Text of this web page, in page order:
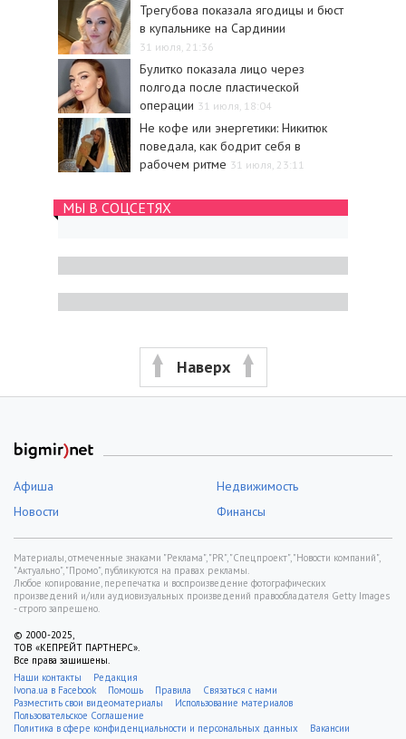
Трегубова показала ягодицы и бюст
в купальнике на Сардинии
31 июля, 21:36
Булитко показала лицо через
полгода после пластической
операции 31 июля, 18:04
Не кофе или энергетики: Никитюк
поведала, как бодрит себя в
рабочем ритме 31 июля, 23:11
МЫ В СОЦСЕТЯХ
Наверх
Афиша
Недвижимость
Новости
Финансы
Материалы, отмеченные знаками "Реклама", "PR", "Спецпроект", "Новости компаний",
"Актуально", "Промо", публикуются на правах рекламы.
Любое копирование, перепечатка и воспроизведение фотографических
произведений и/или аудиовизуальных произведений правообладателя Getty Images
- строго запрещено.
© 2000-2025,
ТОВ «КЕПРЕЙТ ПАРТНЕРС».
Все права защищены.
Наши контакты
Редакция
Ivona.ua в Facebook
Помощь Правила
Связаться с нами
Разместить свои видеоматериалы
Использование материалов
Пользовательское Соглашение
Политика в сфере конфиденциальности и персональных данных
Вакансии